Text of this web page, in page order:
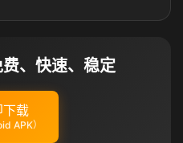
、快速、稳定
下载
APK）